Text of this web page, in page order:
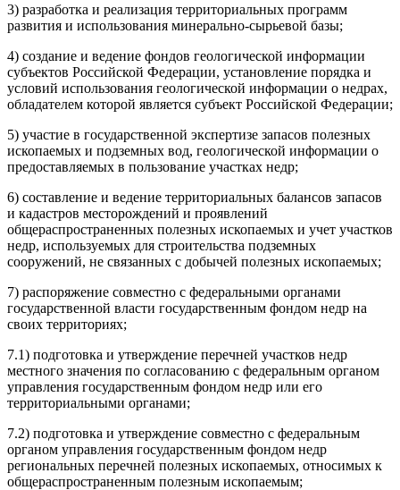
3) разработка и реализация территориальных программ
развития и использования минерально-сырьевой базы;
4) создание и ведение фондов геологической информации
субъектов Российской Федерации, установление порядка и
условий использования геологической информации о недрах,
обладателем которой является субъект Российской Федерации;
5) участие в государственной экспертизе запасов полезных
ископаемых и подземных вод, геологической информации о
предоставляемых в пользование участках недр;
6) составление и ведение территориальных балансов запасов
и кадастров месторождений и проявлений
общераспространенных полезных ископаемых и учет участков
недр, используемых для строительства подземных
сооружений, не связанных с добычей полезных ископаемых;
7) распоряжение совместно с федеральными органами
государственной власти государственным фондом недр на
своих территориях;
7.1) подготовка и утверждение перечней участков недр
местного значения по согласованию с федеральным органом
управления государственным фондом недр или его
территориальными органами;
7.2) подготовка и утверждение совместно с федеральным
органом управления государственным фондом недр
региональных перечней полезных ископаемых, относимых к
общераспространенным полезным ископаемым;